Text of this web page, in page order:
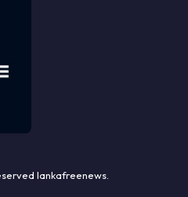
lankafreenews.